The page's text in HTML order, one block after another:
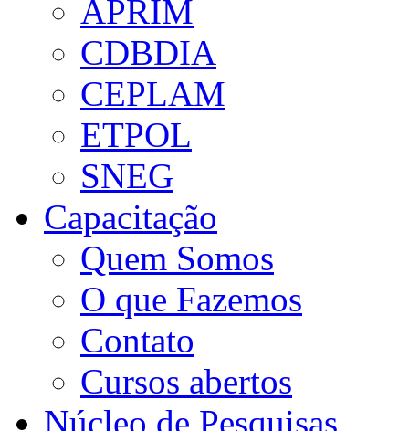
APRIM
CDBDIA
CEPLAM
ETPOL
SNEG
Capacitação
Quem Somos
O que Fazemos
Contato
Cursos abertos
Núcleo de Pesquisas